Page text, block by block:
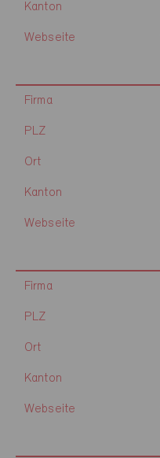
Kanton
Webseite
Firma
PLZ
Ort
Kanton
Webseite
Firma
PLZ
Ort
Kanton
Webseite